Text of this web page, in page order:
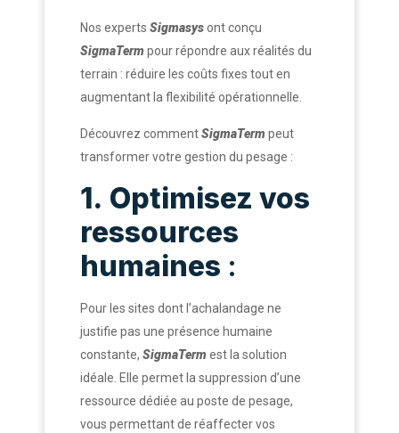
Nos experts Sigmasysont conçu
SigmaTerm pour répondre aux réalités du
terrain : réduire les coûts fixes tout en
augmentant la flexibilité opérationnelle.
Découvrez commentSigmaTerm peut
transformer votre gestion du pesage :
1. Optimisez vos
ressources
humaines :
Pour les sites dont l’achalandage ne
justifie pas une présence humaine
constante, SigmaTerm est la solution
idéale. Elle permet la suppression d’une
ressource dédiée au poste de pesage,
vous permettant de réaffecter vos